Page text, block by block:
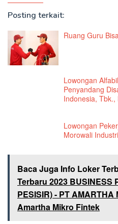
Posting terkait:
Ruang Guru
Lowongan
Penyandang
Indonesia, Tbk.,
Lowongan
Morowali
Baca Juga Info Loker
Terbaru 2023 BUSINESS
PESISIR) - PT AMARTHA
Amartha Mikro Fintek